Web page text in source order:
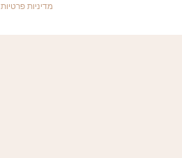
מדיניות פרטיות